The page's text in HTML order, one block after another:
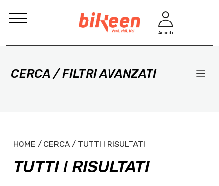
Accedi
CERCA / FILTRI AVANZATI
HOME / CERCA / TUTTI I RISULTATI
TUTTI I RISULTATI